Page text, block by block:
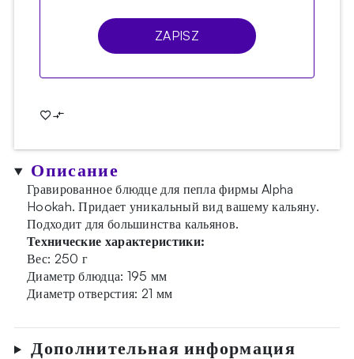
ZAPISZ
Описание
Гравированное блюдце для пепла фирмы Alpha
Hookah. Придает уникальный вид вашему кальяну.
Подходит для большинства кальянов.
Технические характеристики:
Вес: 250 г
Диаметр блюдца: 195 мм
Диаметр отверстия: 21 мм
Дополнительная информация